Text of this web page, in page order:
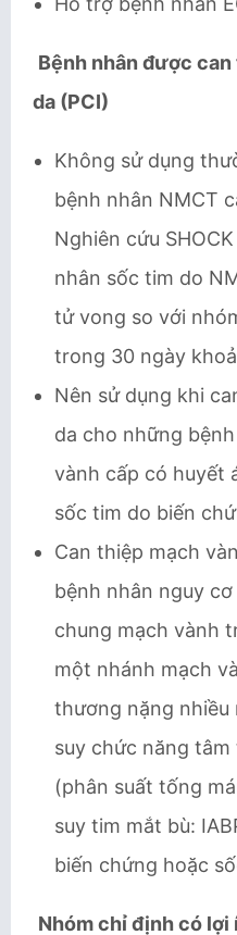
Bệnh nhân được
da (PCI)
Không sử dụng
bệnh nhân NMCT
Nghiên cứu
nhân sốc tim do
tử vong so với
trong 30 ngày
Nên sử dụng khi
da cho những
vành cấp có huyết
sốc tim do biến
Can thiệp mạch
bệnh nhân nguy
chung mạch vành
một nhánh mạch
thương nặng nhiều
suy chức năng
(phân suất tống
suy tim mắt bù:
biến chứng hoặc
Nhóm chỉ định có